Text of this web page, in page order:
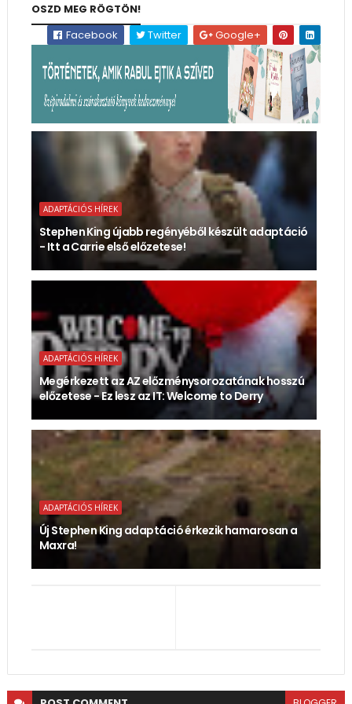
OSZD MEG RÖGTÖN!
Facebook
Twitter Google+
ADAPTÁCIÓS HÍREK
Stephen King újabb regényéből készült adaptáció
- Itt a Carrie első előzetese!
ADAPTÁCIÓS HÍREK
Megérkezett az AZ előzménysorozatának hosszú
előzetese - Ez lesz az IT: Welcome to Derry
ADAPTÁCIÓS HÍREK
Új Stephen King adaptáció érkezik hamarosan a
Maxra!